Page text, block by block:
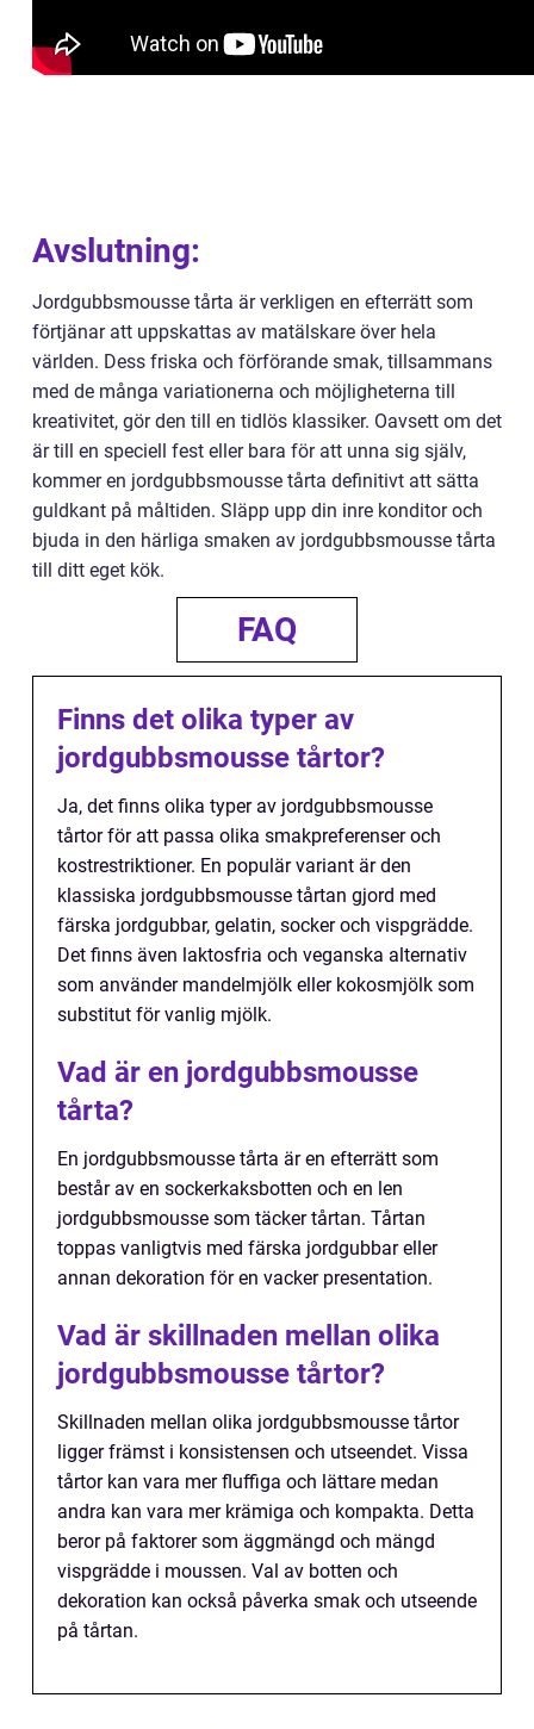
Avslutning:
Jordgubbsmousse tårta är verkligen en efterrätt som
förtjänar att uppskattas av matälskare över hela
världen. Dess friska och förförande smak, tillsammans
med de många variationerna och möjligheterna till
kreativitet, gör den till en tidlös klassiker. Oavsett om det
är till en speciell fest eller bara för att unna sig själv,
kommer en jordgubbsmousse tårta definitivt att sätta
guldkant på måltiden. Släpp upp din inre konditor och
bjuda in den härliga smaken av jordgubbsmousse tårta
till ditt eget kök.
FAQ
Finns det olika typer av
jordgubbsmousse tårtor?
Ja, det finns olika typer av jordgubbsmousse
tårtor för att passa olika smakpreferenser och
kostrestriktioner. En populär variant är den
klassiska jordgubbsmousse tårtan gjord med
färska jordgubbar, gelatin, socker och vispgrädde.
Det finns även laktosfria och veganska alternativ
som använder mandelmjölk eller kokosmjölk som
substitut för vanlig mjölk.
Vad är en jordgubbsmousse
tårta?
En jordgubbsmousse tårta är en efterrätt som
består av en sockerkaksbotten och en len
jordgubbsmousse som täcker tårtan. Tårtan
toppas vanligtvis med färska jordgubbar eller
annan dekoration för en vacker presentation.
Vad är skillnaden mellan olika
jordgubbsmousse tårtor?
Skillnaden mellan olika jordgubbsmousse tårtor
ligger främst i konsistensen och utseendet. Vissa
tårtor kan vara mer fluffiga och lättare medan
andra kan vara mer krämiga och kompakta. Detta
beror på faktorer som äggmängd och mängd
vispgrädde i moussen. Val av botten och
dekoration kan också påverka smak och utseende
på tårtan.